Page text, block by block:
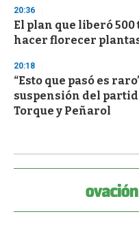
20:36
El plan que liberó
hacer florecer
20:18
“Esto que pasó es
suspensión del
Torque y Peñarol